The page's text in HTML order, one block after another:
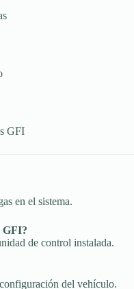
GFI
en el sistema.
GFI?
de control instalada.
del vehículo.